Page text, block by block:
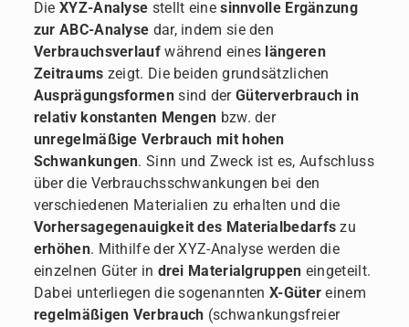
DieXYZ-Analyse stellt einesinnvolle Ergänzung
zur ABC-Analyse dar, indem sie den
Verbrauchsverlaufwährend eines längeren
Zeitraums zeigt. Die beiden grundsätzlichen
Ausprägungsformensind der Güterverbrauch in
relativ konstanten Mengen bzw. der
unregelmäßige Verbrauch mit hohen
Schwankungen. Sinn und Zweck ist es, Aufschluss
über die Verbrauchsschwankungen bei den
verschiedenen Materialien zu erhalten und die
Vorhersagegenauigkeit des Materialbedarfs zu
erhöhen. Mithilfe der XYZ-Analyse werden die
einzelnen Güter in drei Materialgruppen eingeteilt.
Dabei unterliegen die sogenanntenX-Güter einem
regelmäßigen Verbrauch (schwankungsfreier